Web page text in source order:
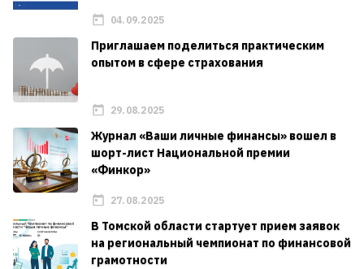
04.09.2025
Приглашаем поделиться практическим
опытом в сфере страхования
29.08.2025
Журнал «Ваши личные финансы» вошел в
шорт-лист Национальной премии
«Финкор»
27.08.2025
В Томской области стартует прием заявок
на региональный чемпионат по финансовой
грамотности